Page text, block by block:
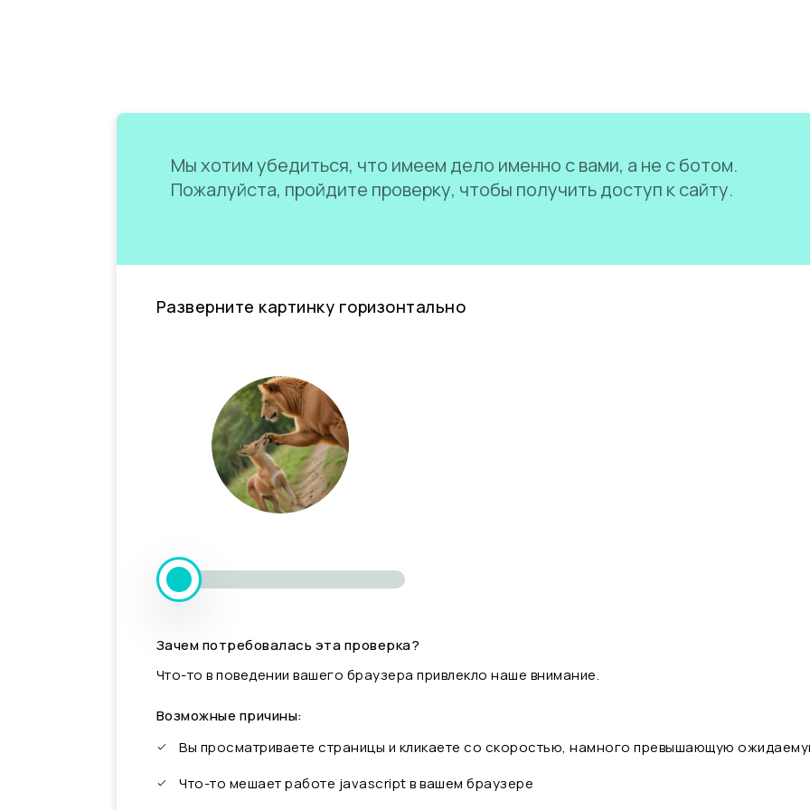
Мы хотим убедиться, что имеем дело именно с вами, а не с ботом.
Пожалуйста, пройдите проверку, чтобы получить доступ к сайту.
Разверните картинку горизонтально
Зачем потребовалась эта проверка?
Что-то в поведении вашего браузера привлекло наше внимание.
Возможные причины:
Вы просматриваете страницы и кликаете со скоростью, намного превышающую
Что-то мешает работе javascript в вашем браузере